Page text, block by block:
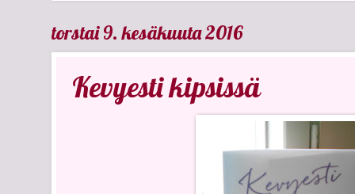
torstai 9. kesäkuuta 2016
Kevyesti kipsissä